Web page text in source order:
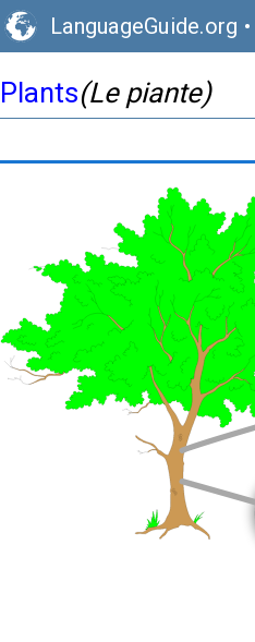
LanguageGuide.org •
Plants(Le piante)